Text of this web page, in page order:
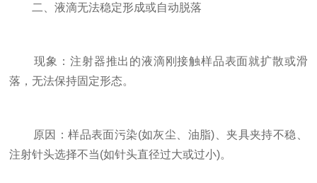
二、液滴无法稳定形成或自动脱落
​​现象​​：注射器推出的液滴刚接触样品表面就扩散或滑
落，无法保持固定形态。
​​原因​​：样品表面污染(如灰尘、油脂)、夹具夹持不稳、
注射针头选择不当(如针头直径过大或过小)。